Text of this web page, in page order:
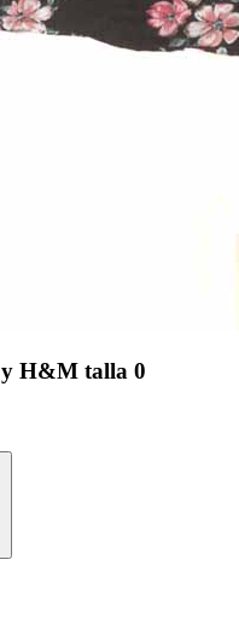
H&M talla 0